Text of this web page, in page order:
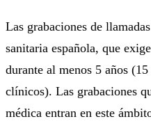
Las grabaciones de
sanitaria española, que
durante al menos 5 años
clínicos). Las grabaciones
médica entran en este